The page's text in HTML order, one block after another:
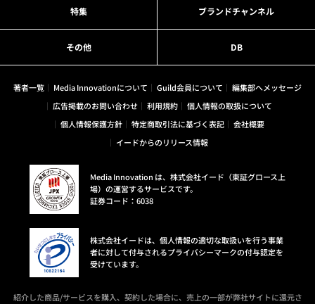
特集 ブランドチャンネル
その他 DB
著者一覧 Media Innovationについて Guild会員について
編集部へメッセージ
広告掲載のお問い合わせ
利用規約
個人情報の取扱について
個人情報保護方針
特定商取引法に基づく表記
会社概要
イードからのリリース情報
Media Innovation は、株式会社イード（東証グロース上
場）の運営するサービスです。
証券コード：6038
株式会社イードは、個人情報の適切な取扱いを行う事業
者に対して付与されるプライバシーマークの付与認定を
受けています。
紹介した商品/サービスを購入、契約した場合に、売上の一部が弊社サイトに還元さ